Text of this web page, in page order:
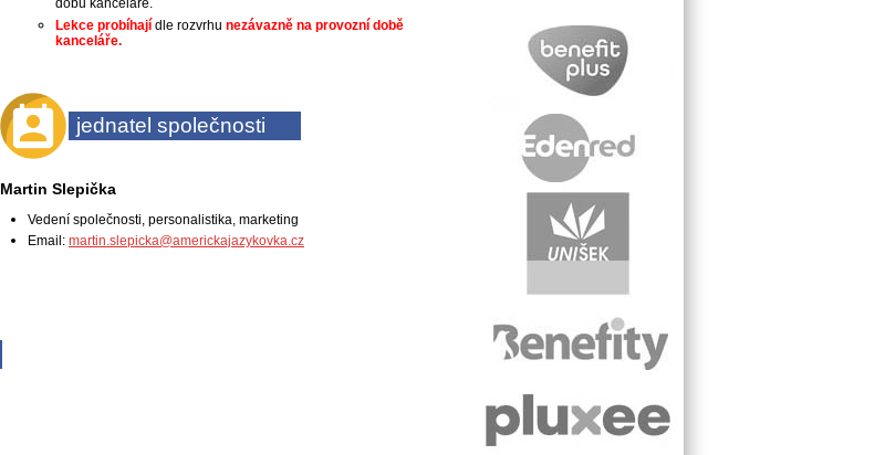
dobu kanceláře.
Lekce probíhají dle rozvrhu nezávazně na provozní době
kanceláře.
jednatel společnosti
Martin Slepička
Vedení společnosti, personalistika, marketing
Email: martin.slepicka@americkajazykovka.cz